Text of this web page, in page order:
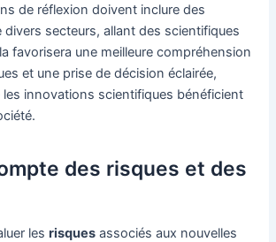
de réflexion doivent inclure des
divers secteurs, allant des scientifiques
favorisera une meilleure compréhension
et une prise de décision éclairée,
innovations scientifiques bénéficient
des risques et des
lesrisques associés aux nouvelles